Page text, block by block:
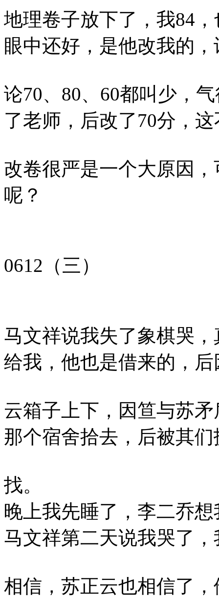
地理卷子放下了，我84
眼中还好，是他改我的
论70、80、60都叫少，
了老师，后改了70分，
改卷很严是一个大原因
呢？
0612（三）
马文祥说我失了象棋哭
给我，他也是借来的，
云箱子上下，因笪与苏
那个宿舍拾去，后被其
找。
晚上我先睡了，李二乔
马文祥第二天说我哭了
相信，苏正云也相信了